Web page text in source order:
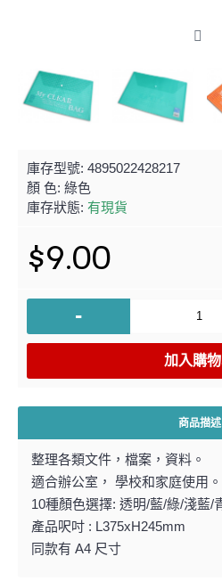
庫存型號: 4895022428217
顏 色: 綠色
庫存狀態: 有現貨
$9.00
-
加入購
商品描述
整理各類文件，檔案，資料。
適合辦公室， 學校和家庭使用。
10種顏色選擇: 透明/藍/綠/淺藍/
產品呎吋 : L375xH245mm
同款有 A4 尺寸